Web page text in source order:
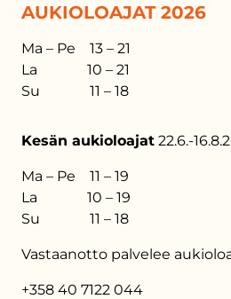
AUKIOLOAJAT 2026
Ma – Pe 13 – 21
La 10 – 21
Su 11 – 18
Kesän aukioloajat 22.6.-
Ma – Pe 11 – 19
La 10 – 19
Su 11 – 18
Vastaanotto palvelee
+358 40 7122 044